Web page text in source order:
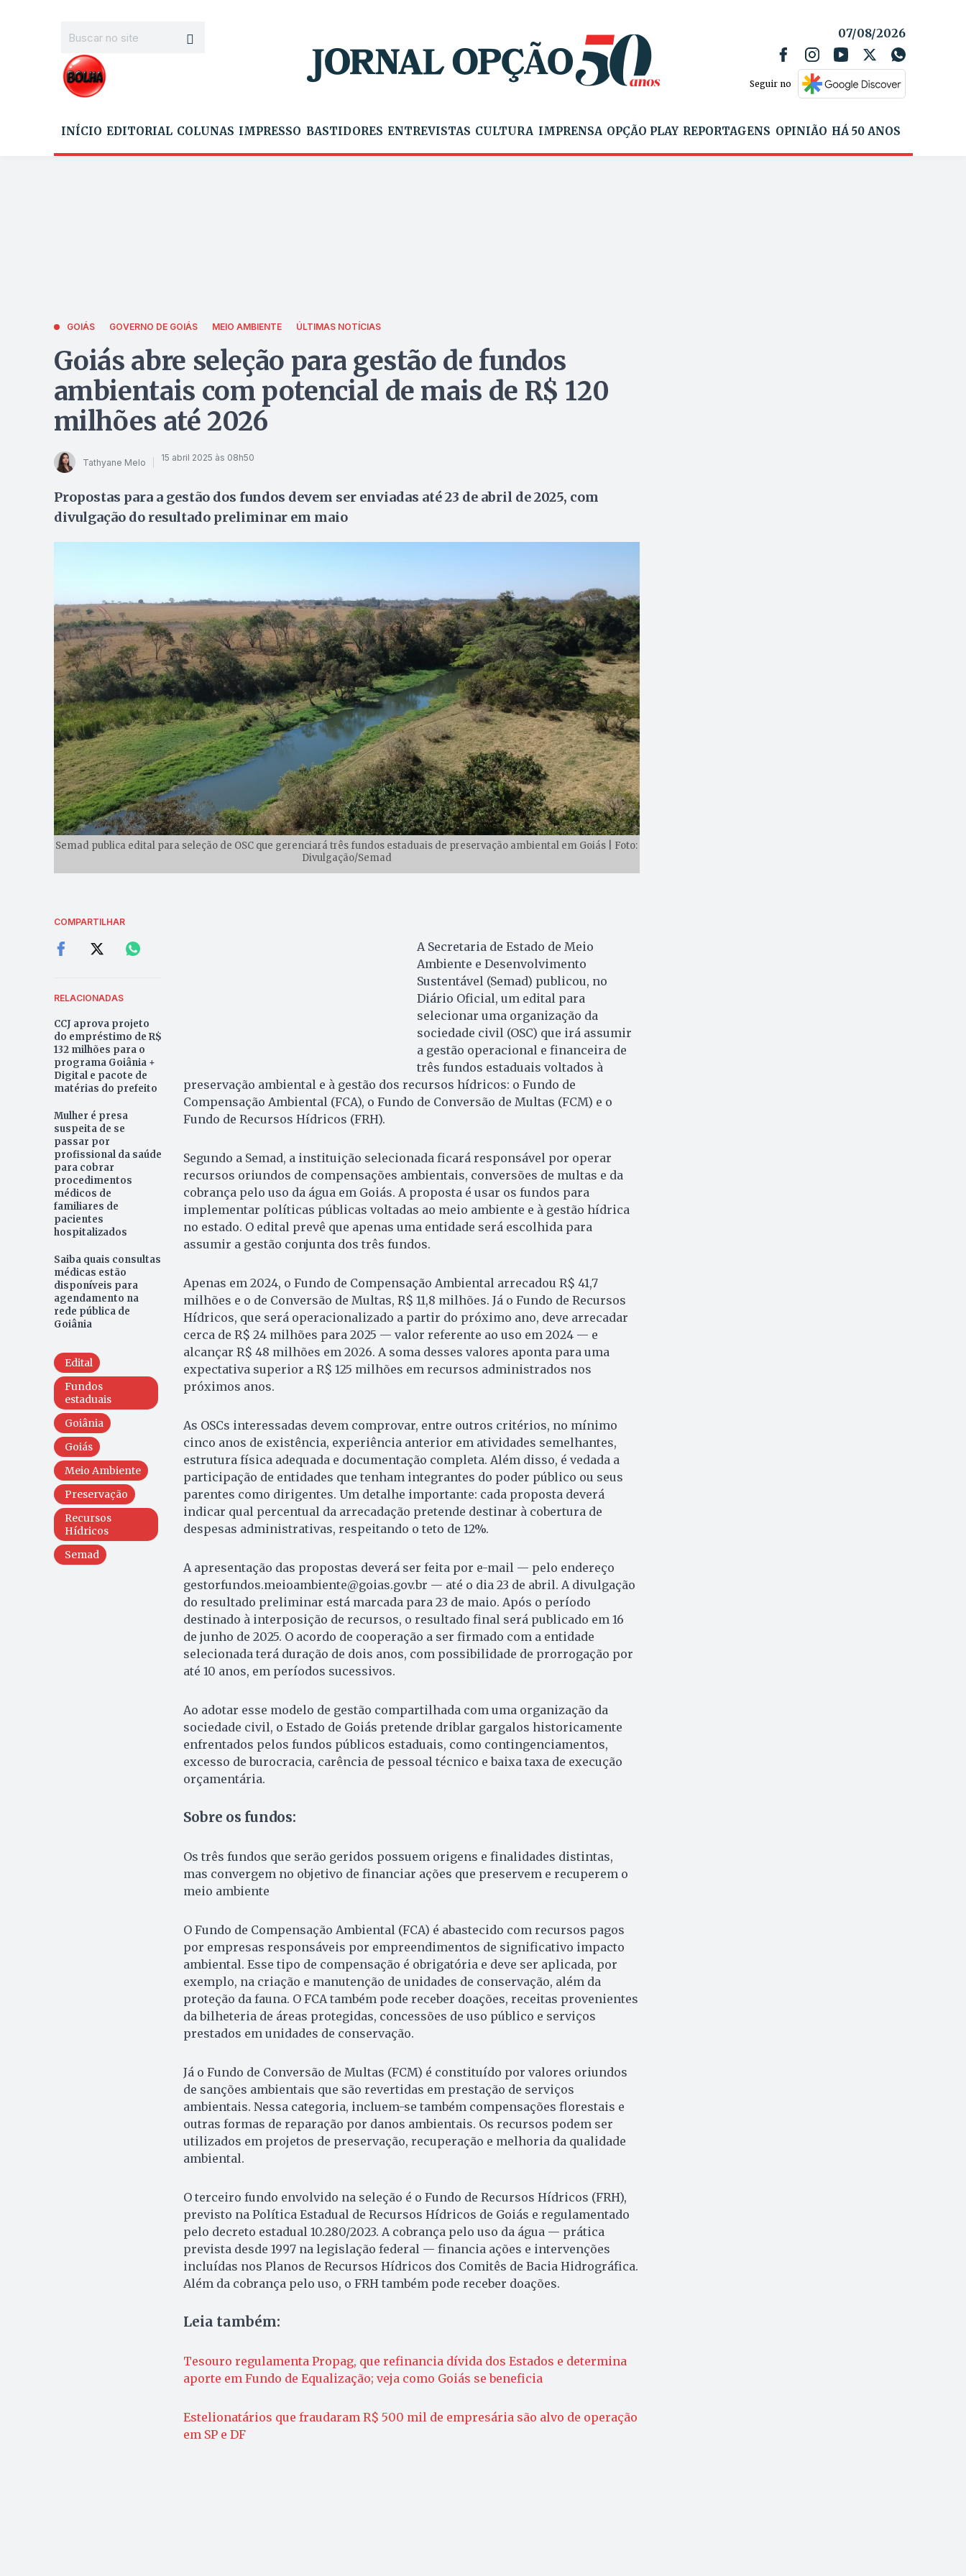
07/08/2026
Seguir no
INÍCIO EDITORIAL COLUNAS IMPRESSO BASTIDORES ENTREVISTAS CULTURA IMPRENSA OPÇÃO PLAY REPORTAGENS OPINIÃO HÁ 50 ANOS
GOIÁS GOVERNO DE GOIÁS MEIO AMBIENTE ÚLTIMAS NOTÍCIAS
Goiás abre seleção para gestão de fundos
ambientais com potencial de mais de R$ 120
milhões até 2026
Tathyane Melo 15 abril 2025 às 08h50
Propostas para a gestão dos fundos devem ser enviadas até 23 de abril de 2025, com
divulgação do resultado preliminar em maio
Semad publica edital para seleção de OSC que gerenciará três fundos estaduais de preservação ambiental em Goiás | Foto:
Divulgação/Semad
COMPARTILHAR
RELACIONADAS
CCJ aprova projeto
do empréstimo de R$
132 milhões para o
programa Goiânia +
Digital e pacote de
matérias do prefeito
Mulher é presa
suspeita de se
passar por
profissional da saúde
para cobrar
procedimentos
médicos de
familiares de
pacientes
hospitalizados
Saiba quais consultas
médicas estão
disponíveis para
agendamento na
rede pública de
Goiânia
Edital
Fundos
estaduais
Goiânia
Goiás
Meio Ambiente
Preservação
Recursos
Hídricos
Semad
A Secretaria de Estado de Meio
Ambiente e Desenvolvimento
Sustentável (Semad) publicou, no
Diário Oficial, um edital para
selecionar uma organização da
sociedade civil (OSC) que irá assumir
a gestão operacional e financeira de
três fundos estaduais voltados à
preservação ambiental e à gestão dos recursos hídricos: o Fundo de
Compensação Ambiental (FCA), o Fundo de Conversão de Multas (FCM) e o
Fundo de Recursos Hídricos (FRH).
Segundo a Semad, a instituição selecionada ficará responsável por operar
recursos oriundos de compensações ambientais, conversões de multas e da
cobrança pelo uso da água em Goiás. A proposta é usar os fundos para
implementar políticas públicas voltadas ao meio ambiente e à gestão hídrica
no estado. O edital prevê que apenas uma entidade será escolhida para
assumir a gestão conjunta dos três fundos.
Apenas em 2024, o Fundo de Compensação Ambiental arrecadou R$ 41,7
milhões e o de Conversão de Multas, R$ 11,8 milhões. Já o Fundo de Recursos
Hídricos, que será operacionalizado a partir do próximo ano, deve arrecadar
cerca de R$ 24 milhões para 2025 — valor referente ao uso em 2024 — e
alcançar R$ 48 milhões em 2026. A soma desses valores aponta para uma
expectativa superior a R$ 125 milhões em recursos administrados nos
próximos anos.
As OSCs interessadas devem comprovar, entre outros critérios, no mínimo
cinco anos de existência, experiência anterior em atividades semelhantes,
estrutura física adequada e documentação completa. Além disso, é vedada a
participação de entidades que tenham integrantes do poder público ou seus
parentes como dirigentes. Um detalhe importante: cada proposta deverá
indicar qual percentual da arrecadação pretende destinar à cobertura de
despesas administrativas, respeitando o teto de 12%.
A apresentação das propostas deverá ser feita por e-mail — pelo endereço
gestorfundos.meioambiente@goias.gov.br — até o dia 23 de abril. A divulgação
do resultado preliminar está marcada para 23 de maio. Após o período
destinado à interposição de recursos, o resultado final será publicado em 16
de junho de 2025. O acordo de cooperação a ser firmado com a entidade
selecionada terá duração de dois anos, com possibilidade de prorrogação por
até 10 anos, em períodos sucessivos.
Ao adotar esse modelo de gestão compartilhada com uma organização da
sociedade civil, o Estado de Goiás pretende driblar gargalos historicamente
enfrentados pelos fundos públicos estaduais, como contingenciamentos,
excesso de burocracia, carência de pessoal técnico e baixa taxa de execução
orçamentária.
Sobre os fundos:
Os três fundos que serão geridos possuem origens e finalidades distintas,
mas convergem no objetivo de financiar ações que preservem e recuperem o
meio ambiente
O Fundo de Compensação Ambiental (FCA) é abastecido com recursos pagos
por empresas responsáveis por empreendimentos de significativo impacto
ambiental. Esse tipo de compensação é obrigatória e deve ser aplicada, por
exemplo, na criação e manutenção de unidades de conservação, além da
proteção da fauna. O FCA também pode receber doações, receitas provenientes
da bilheteria de áreas protegidas, concessões de uso público e serviços
prestados em unidades de conservação.
Já o Fundo de Conversão de Multas (FCM) é constituído por valores oriundos
de sanções ambientais que são revertidas em prestação de serviços
ambientais. Nessa categoria, incluem-se também compensações florestais e
outras formas de reparação por danos ambientais. Os recursos podem ser
utilizados em projetos de preservação, recuperação e melhoria da qualidade
ambiental.
O terceiro fundo envolvido na seleção é o Fundo de Recursos Hídricos (FRH),
previsto na Política Estadual de Recursos Hídricos de Goiás e regulamentado
pelo decreto estadual 10.280/2023. A cobrança pelo uso da água — prática
prevista desde 1997 na legislação federal — financia ações e intervenções
incluídas nos Planos de Recursos Hídricos dos Comitês de Bacia Hidrográfica.
Além da cobrança pelo uso, o FRH também pode receber doações.
Leia também:
Tesouro regulamenta Propag, que refinancia dívida dos Estados e determina
aporte em Fundo de Equalização; veja como Goiás se beneficia
Estelionatários que fraudaram R$ 500 mil de empresária são alvo de operação
em SP e DF